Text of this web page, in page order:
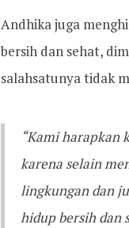
Andhika juga
bersih dan sehat,
salahsatunya tidak
“Kami harapkan
karena selain
lingkungan dan
hidup bersih dan